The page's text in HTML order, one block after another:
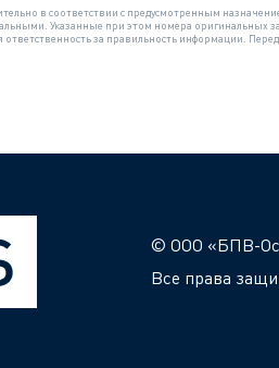
в соответствии с предусмотренным
Указанные при этом номера оригинальных
за правильность информации.
© ООО «БПВ-
Все права